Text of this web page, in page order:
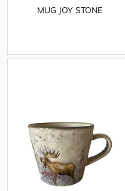
MUG JOY STONE